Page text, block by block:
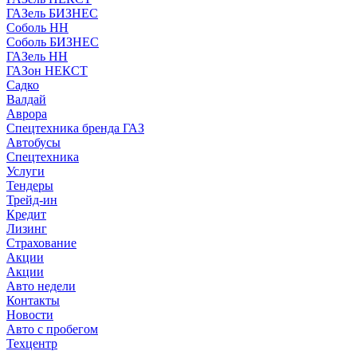
ГАЗель БИЗНЕС
Соболь НН
Соболь БИЗНЕС
ГАЗель НН
ГАЗон НЕКСТ
Садко
Валдай
Аврора
Спецтехника бренда ГАЗ
Автобусы
Спецтехника
Услуги
Тендеры
Трейд-ин
Кредит
Лизинг
Страхование
Акции
Акции
Авто недели
Контакты
Новости
Авто с пробегом
Техцентр